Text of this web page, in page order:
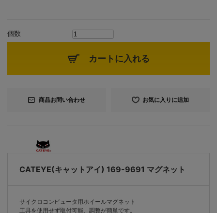
個数
カートに入れる
商品お問い合わせ お気に入りに追加
CATEYE(キャットアイ) 169-9691 マグネット
サイクロコンピュータ用ホイールマグネット
工具を使用せず取付可能、調整が簡単です。